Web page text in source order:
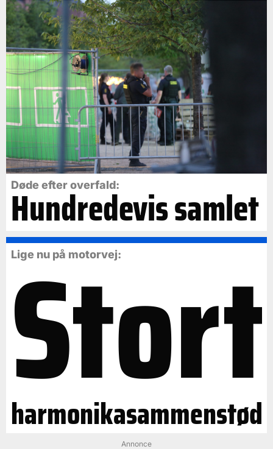
Døde efter overfald:
Hundredevis samlet
Lige nu på motorvej:
Stort
harmonikasammenstød
Annonce